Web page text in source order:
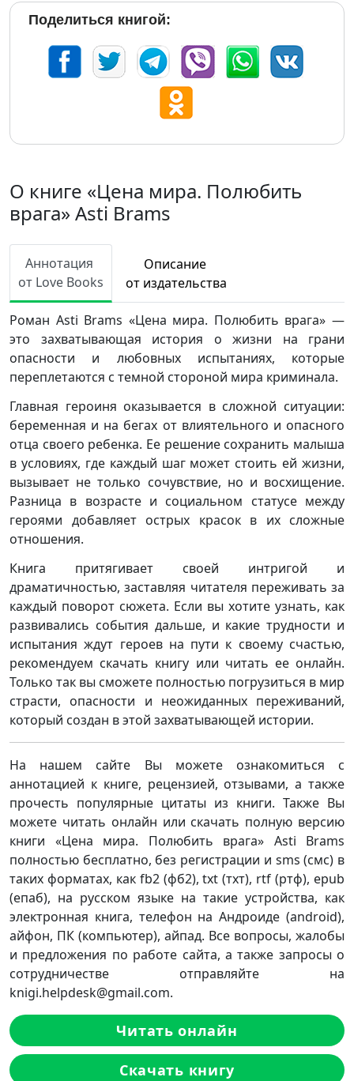
Поделиться книгой:
О книге «Цена мира. Полюбить
врага» Asti Brams
Аннотация
от Love Books
Описание
от издательства
Роман Asti Brams «Цена мира. Полюбить врага» —
это захватывающая история о жизни на грани
опасности и любовных испытаниях, которые
переплетаются с темной стороной мира криминала.
Главная героиня оказывается в сложной ситуации:
беременная и на бегах от влиятельного и опасного
отца своего ребенка. Ее решение сохранить малыша
в условиях, где каждый шаг может стоить ей жизни,
вызывает не только сочувствие, но и восхищение.
Разница в возрасте и социальном статусе между
героями добавляет острых красок в их сложные
отношения.
Книга притягивает своей интригой и
драматичностью, заставляя читателя переживать за
каждый поворот сюжета. Если вы хотите узнать, как
развивались события дальше, и какие трудности и
испытания ждут героев на пути к своему счастью,
рекомендуем скачать книгу или читать ее онлайн.
Только так вы сможете полностью погрузиться в мир
страсти, опасности и неожиданных переживаний,
который создан в этой захватывающей истории.
На нашем сайте Вы можете ознакомиться с
аннотацией к книге, рецензией, отзывами, а также
прочесть популярные цитаты из книги. Также Вы
можете читать онлайн или скачать полную версию
книги «Цена мира. Полюбить врага» Asti Brams
полностью бесплатно, без регистрации и sms (смс) в
таких форматах, как fb2 (фб2), txt (тхт), rtf (ртф), epub
(епаб), на русском языке на такие устройства, как
электронная книга, телефон на Андроиде (android),
айфон, ПК (компьютер), айпад. Все вопросы, жалобы
и предложения по работе сайта, а также запросы о
сотрудничестве отправляйте на
knigi.helpdesk@gmail.com.
Читать онлайн
Скачать книгу